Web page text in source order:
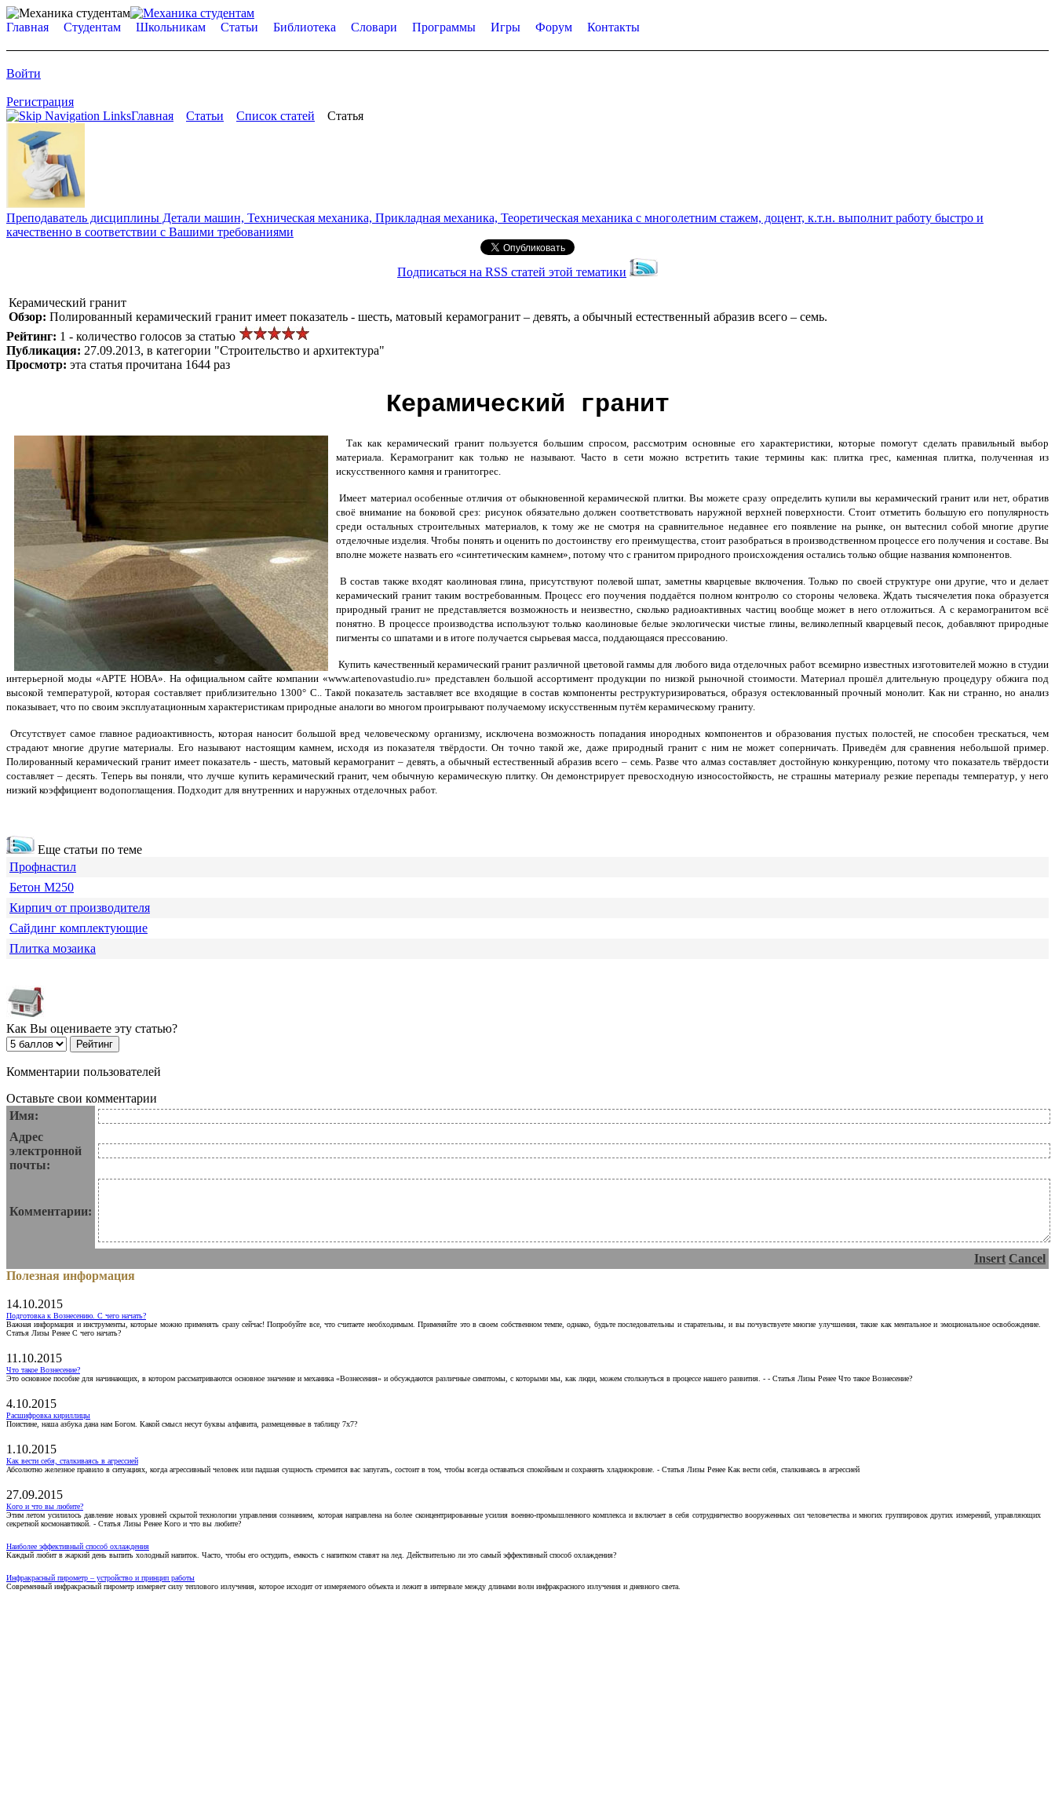
Главная Студентам Школьникам Статьи Библиотека Словари Программы Игры Форум Контакты
Войти
Регистрация
Главная
Статьи Список статей Статья
Преподаватель дисциплины Детали машин, Техническая механика, Прикладная механика, Теоретическая механика с многолетним стажем, доцент, к.т.н. выполнит работу быстро и
качественно в соответствии с Вашими требованиями
Подписаться на RSS статей этой тематики
Керамический гранит
Обзор: Полированный керамический гранит имеет показатель - шесть, матовый керамогранит – девять, а обычный естественный абразив всего – семь.
Рейтинг: 1 - количество голосов за статью
Публикация: 27.09.2013, в категории "Строительство и архитектура"
Просмотр: эта статья прочитана 1644 раз
Керамический гранит
Так как керамический гранит пользуется большим спросом, рассмотрим основные его характеристики, которые помогут сделать правильный выбор
материала. Керамогранит как только не называют. Часто в сети можно встретить такие термины как: плитка грес, каменная плитка, полученная из
искусственного камня и гранитогрес.
Имеет материал особенные отличия от обыкновенной керамической плитки. Вы можете сразу определить купили вы керамический гранит или нет, обратив
своё внимание на боковой срез: рисунок обязательно должен соответствовать наружной верхней поверхности. Стоит отметить большую его популярность
среди остальных строительных материалов, к тому же не смотря на сравнительное недавнее его появление на рынке, он вытеснил собой многие другие
отделочные изделия. Чтобы понять и оценить по достоинству его преимущества, стоит разобраться в производственном процессе его получения и составе. Вы
вполне можете назвать его «синтетическим камнем», потому что с гранитом природного происхождения остались только общие названия компонентов.
В состав также входят каолиновая глина, присутствуют полевой шпат, заметны кварцевые включения. Только по своей структуре они другие, что и делает
керамический гранит таким востребованным. Процесс его поучения поддаётся полном контролю со стороны человека. Ждать тысячелетия пока образуется
природный гранит не представляется возможность и неизвестно, сколько радиоактивных частиц вообще может в него отложиться. А с керамогранитом всё
понятно. В процессе производства используют только каолиновые белые экологически чистые глины, великолепный кварцевый песок, добавляют природные
пигменты со шпатами и в итоге получается сырьевая масса, поддающаяся прессованию.
Купить качественный керамический гранит различной цветовой гаммы для любого вида отделочных работ всемирно известных изготовителей можно в студии
интерьерной моды «АРТЕ НОВА». На официальном сайте компании «www.artenovastudio.ru» представлен большой ассортимент продукции по низкой рыночной стоимости. Материал прошёл длительную процедуру обжига под
высокой температурой, которая составляет приблизительно 1300° С.. Такой показатель заставляет все входящие в состав компоненты реструктуризироваться, образуя остеклованный прочный монолит. Как ни странно, но анализ
показывает, что по своим эксплуатационным характеристикам природные аналоги во многом проигрывают получаемому искусственным путём керамическому граниту.
Отсутствует самое главное радиоактивность, которая наносит большой вред человеческому организму, исключена возможность попадания инородных компонентов и образования пустых полостей, не способен трескаться, чем
страдают многие другие материалы. Его называют настоящим камнем, исходя из показателя твёрдости. Он точно такой же, даже природный гранит с ним не может соперничать. Приведём для сравнения небольшой пример.
Полированный керамический гранит имеет показатель - шесть, матовый керамогранит – девять, а обычный естественный абразив всего – семь. Разве что алмаз составляет достойную конкуренцию, потому что показатель твёрдости
составляет – десять. Теперь вы поняли, что лучше купить керамический гранит, чем обычную керамическую плитку. Он демонстрирует превосходную износостойкость, не страшны материалу резкие перепады температур, у него
низкий коэффициент водопоглащения. Подходит для внутренних и наружных отделочных работ.
Еще статьи по теме
Профнастил
Бетон М250
Кирпич от производителя
Сайдинг комплектующие
Плитка мозаика
Как Вы оцениваете эту статью?
Комментарии пользователей
Оставьте свои комментарии
Имя:
Адрес
электронной
почты:
Комментарии:
Insert Cancel
Полезная информация
14.10.2015
Подготовка к Вознесению. С чего начать?
Важная информация и инструменты, которые можно применять сразу сейчас! Попробуйте все, что считаете необходимым. Применяйте это в своем собственном темпе, однако, будьте последовательны и старательны, и вы почувствуете многие улучшения, такие как ментальное и эмоциональное освобождение.
Статья Лизы Ренее С чего начать?
11.10.2015
Что такое Вознесение?
Это основное пособие для начинающих, в котором рассматриваются основное значение и механика «Вознесения» и обсуждаются различные симптомы, с которыми мы, как люди, можем столкнуться в процессе нашего развития. - - Статья Лизы Ренее Что такое Вознесение?
4.10.2015
Расшифровка кириллицы
Поистине, наша азбука дана нам Богом. Какой смысл несут буквы алфавита, размещенные в таблицу 7х7?
1.10.2015
Как вести себя, сталкиваясь в агрессией
Абсолютно железное правило в ситуациях, когда агрессивный человек или падшая сущность стремится вас запугать, состоит в том, чтобы всегда оставаться спокойным и сохранять хладнокровие. - Статья Лизы Ренее Как вести себя, сталкиваясь в агрессией
27.09.2015
Кого и что вы любите?
Этим летом усилилось давление новых уровней скрытой технологии управления сознанием, которая направлена на более сконцентрированные усилия военно-промышленного комплекса и включает в себя сотрудничество вооруженных сил человечества и многих группировок других измерений, управляющих
секретной космонавтикой. - Статья Лизы Ренее Кого и что вы любите?
Наиболее эффективный способ охлаждения
Каждый любит в жаркий день выпить холодный напиток. Часто, чтобы его остудить, емкость с напитком ставят на лед. Действительно ли это самый эффективный способ охлаждения?
Инфракрасный пирометр – устройство и принцип работы
Современный инфракрасный пирометр измеряет силу теплового излучения, которое исходит от измеряемого объекта и лежит в интервале между длинами волн инфракрасного излучения и дневного света.